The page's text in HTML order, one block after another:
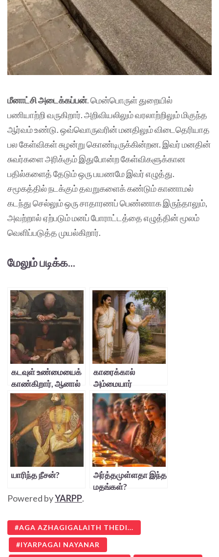
மீனாட்சி அடைக்கப்பன். மென்பொருள் துறையில்
பணியாற்றி வருகிறார். அறிவியலிலும் வரலாற்றிலும் மிகுந்த
ஆர்வம் உண்டு. ஒவ்வொருவரின் மனதிலும் விடைதெரியாத
பல கேள்விகள் சுழன்று கொண்டிருக்கின்றன. இவர் மனதின்
சுவர்களை அரிக்கும் இதுபோன்ற கேள்விகளுக்கான
பதில்களைத் தேடும் ஒரு பயணமே இவர் எழுத்து.
சமூகத்தில் நடக்கும் தவறுகளைக் கண்டும் காணாமல்
கடந்து செல்லும் ஒரு சாதாரணப் பெண்ணாக இருந்தாலும்,
அவற்றால் ஏற்படும் மனப் போராட்டத்தை எழுத்தின் மூலம்
வெளிப்படுத்த முயல்கிறார்.
மேலும் படிக்க...
கடவுள் உண்மையைக்
காண்கிறார், ஆனால்
காத்திருக்கிறார்
காரைக்கால்
அம்மையார்
யாரிந்த நீசன்?
அர்த்தமுள்ளதா இந்த
மதங்கள்?
Powered byYARPP.
AGA AZHAGIGALAITH THEDI...
IYARPAGAI NAYANAR